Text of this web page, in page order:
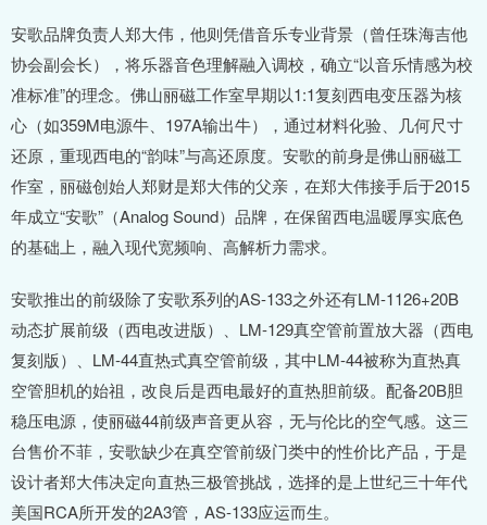
安歌品牌负责人郑大伟，他则凭借音乐专业背景（曾任珠海吉他
协会副会长），将乐器音色理解融入调校，确立“以音乐情感为校
准标准”的理念。佛山丽磁工作室早期以1:1复刻西电变压器为核
心（如359M电源牛、197A输出牛），通过材料化验、几何尺寸
还原，重现西电的“韵味”与高还原度。安歌的前身是佛山丽磁工
作室，丽磁创始人郑财是郑大伟的父亲，在郑大伟接手后于2015
年成立“安歌”（Analog Sound）品牌，在保留西电温暖厚实底色
的基础上，融入现代宽频响、高解析力需求。
安歌推出的前级除了安歌系列的AS-133之外还有LM-1126+20B
动态扩展前级（西电改进版）、LM-129真空管前置放大器（西电
复刻版）、LM-44直热式真空管前级，其中LM-44被称为直热真
空管胆机的始祖，改良后是西电最好的直热胆前级。配备20B胆
稳压电源，使丽磁44前级声音更从容，无与伦比的空气感。这三
台售价不菲，安歌缺少在真空管前级门类中的性价比产品，于是
设计者郑大伟决定向直热三极管挑战，选择的是上世纪三十年代
美国RCA所开发的2A3管，AS-133应运而生。